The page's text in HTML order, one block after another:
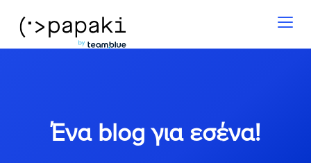
Ένα blog για εσένα!